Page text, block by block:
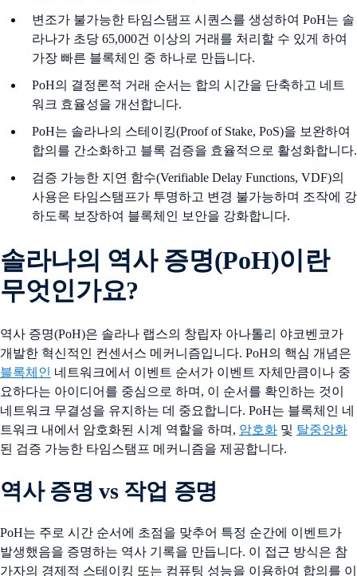
변조가 불가능한 타임스탬프 시퀀스를 생성하여 PoH는 솔
라나가 초당 65,000건 이상의 거래를 처리할 수 있게 하여
가장 빠른 블록체인 중 하나로 만듭니다.
PoH의 결정론적 거래 순서는 합의 시간을 단축하고 네트
워크 효율성을 개선합니다.
PoH는 솔라나의 스테이킹(Proof of Stake, PoS)을 보완하여
합의를 간소화하고 블록 검증을 효율적으로 활성화합니다.
검증 가능한 지연 함수(Verifiable Delay Functions, VDF)의
사용은 타임스탬프가 투명하고 변경 불가능하며 조작에 강
하도록 보장하여 블록체인 보안을 강화합니다.
솔라나의 역사 증명(PoH)이란
무엇인가요?
역사 증명(PoH)은 솔라나 랩스의 창립자 아나톨리 야코벤코가
개발한 혁신적인 컨센서스 메커니즘입니다. PoH의 핵심 개념은
블록체인 네트워크에서 이벤트 순서가 이벤트 자체만큼이나 중
요하다는 아이디어를 중심으로 하며, 이 순서를 확인하는 것이
네트워크 무결성을 유지하는 데 중요합니다. PoH는 블록체인 네
트워크 내에서 암호화된 시계 역할을 하며, 암호화 및 탈중앙화
된 검증 가능한 타임스탬프 메커니즘을 제공합니다.
역사 증명 vs 작업 증명
PoH는 주로 시간 순서에 초점을 맞추어 특정 순간에 이벤트가
발생했음을 증명하는 역사 기록을 만듭니다. 이 접근 방식은 참
가자의 경제적 스테이킹 또는 컴퓨팅 성능을 이용하여 합의를 이